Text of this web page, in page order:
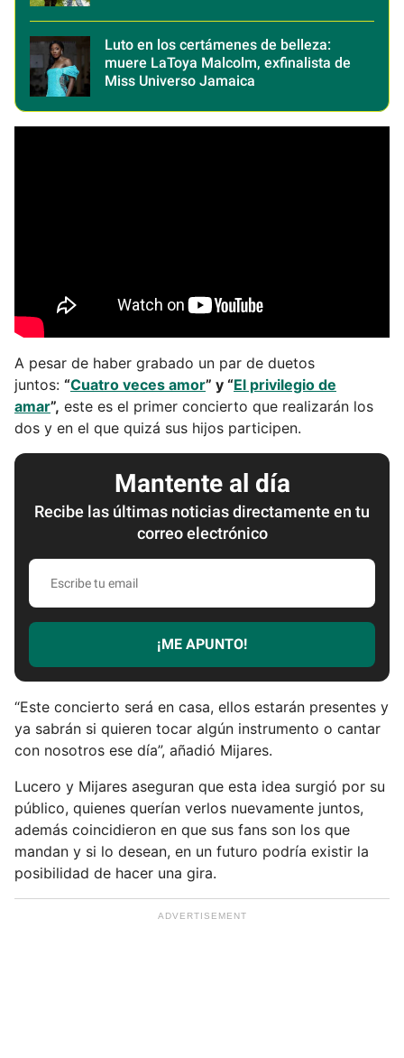
Luto en los certámenes de belleza:
muere LaToya Malcolm, exfinalista de
Miss Universo Jamaica
A pesar de haber grabado un par de duetos
juntos: “Cuatro veces amor” y “El privilegio de
amar”, este es el primer concierto que realizarán los
dos y en el que quizá sus hijos participen.
Mantente al día
Recibe las últimas noticias directamente en tu
correo electrónico
E
c
r
m
a
i
l
¡ME APUNTO!
“Este concierto será en casa, ellos estarán presentes y
ya sabrán si quieren tocar algún instrumento o cantar
con nosotros ese día”, añadió Mijares.
Lucero y Mijares aseguran que esta idea surgió por su
público, quienes querían verlos nuevamente juntos,
además coincidieron en que sus fans son los que
mandan y si lo desean, en un futuro podría existir la
posibilidad de hacer una gira.